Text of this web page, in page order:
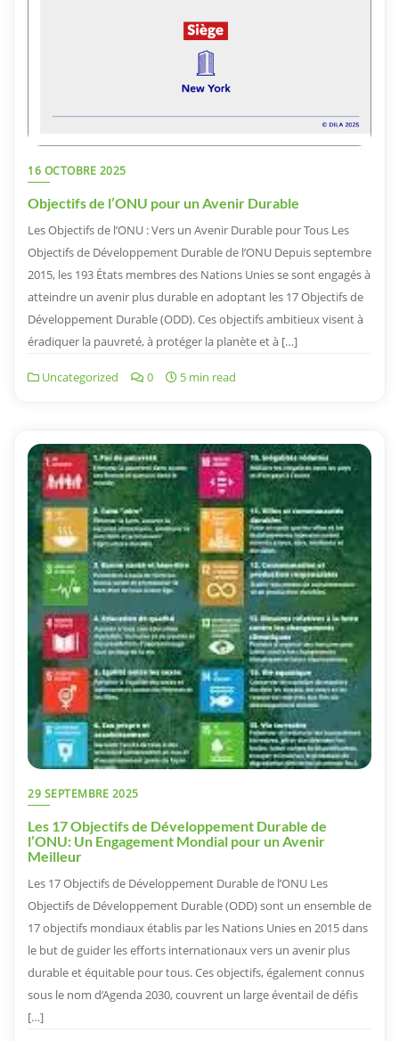
16 OCTOBRE 2025
Objectifs de l’ONU pour un Avenir Durable
Les Objectifs de l’ONU : Vers un Avenir Durable pour Tous Les
Objectifs de Développement Durable de l’ONU Depuis septembre
2015, les 193 États membres des Nations Unies se sont engagés à
atteindre un avenir plus durable en adoptant les 17 Objectifs de
Développement Durable (ODD). Ces objectifs ambitieux visent à
éradiquer la pauvreté, à protéger la planète et à […]
Uncategorized 0 5 min read
29 SEPTEMBRE 2025
Les 17 Objectifs de Développement Durable de
l’ONU: Un Engagement Mondial pour un Avenir
Meilleur
Les 17 Objectifs de Développement Durable de l’ONU Les
Objectifs de Développement Durable (ODD) sont un ensemble de
17 objectifs mondiaux établis par les Nations Unies en 2015 dans
le but de guider les efforts internationaux vers un avenir plus
durable et équitable pour tous. Ces objectifs, également connus
sous le nom d’Agenda 2030, couvrent un large éventail de défis
[…]